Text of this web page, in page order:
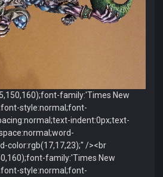
family:'Times New
style:normal;font-
indent:0px;text-
color:rgb(17,17,23);" /><br
family:'Times New
style:normal;font-